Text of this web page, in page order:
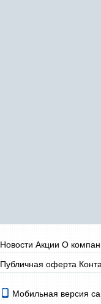
Новости Акции О
Публичная оферта
Мобильная версия